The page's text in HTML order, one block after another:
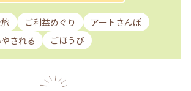
ご利益めぐり
アートさんぽ
される ごほうび